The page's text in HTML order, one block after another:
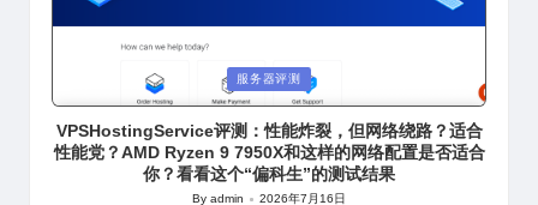
in
服务器评测
VPSHostingService评测：性能炸裂，但网络绕路？适合
性能党？AMD Ryzen 9 7950X和这样的网络配置是否适合
你？看看这个“偏科生”的测试结果
Byadmin 2026年7月16日